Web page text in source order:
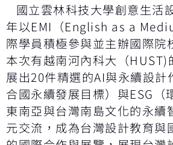
國立雲林科技大學創意生活
年以EMI（English as a
際學員積極參與並主辦國際
本次有越南河內科大（
展出20件精選的AI與永續設
合國永續發展目標）與ESG
東南亞與台灣南島文化的永
元交流，成為台灣設計教育